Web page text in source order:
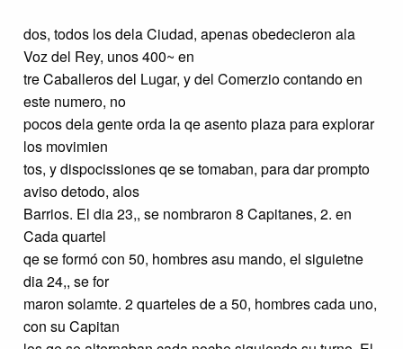
dos, todos los dela Ciudad, apenas obedecieron ala
Voz del Rey, unos 400~ en
tre Caballeros del Lugar, y del Comerzio contando en
este numero, no
pocos dela gente orda la qe asento plaza para explorar
los movimien
tos, y dispocissiones qe se tomaban, para dar prompto
aviso detodo, alos
Barrios. El dia 23,, se nombraron 8 Capitanes, 2. en
Cada quartel
qe se formó con 50, hombres asu mando, el siguietne
dia 24,, se for
maron solamte. 2 quarteles de a 50, hombres cada uno,
con su Capitan